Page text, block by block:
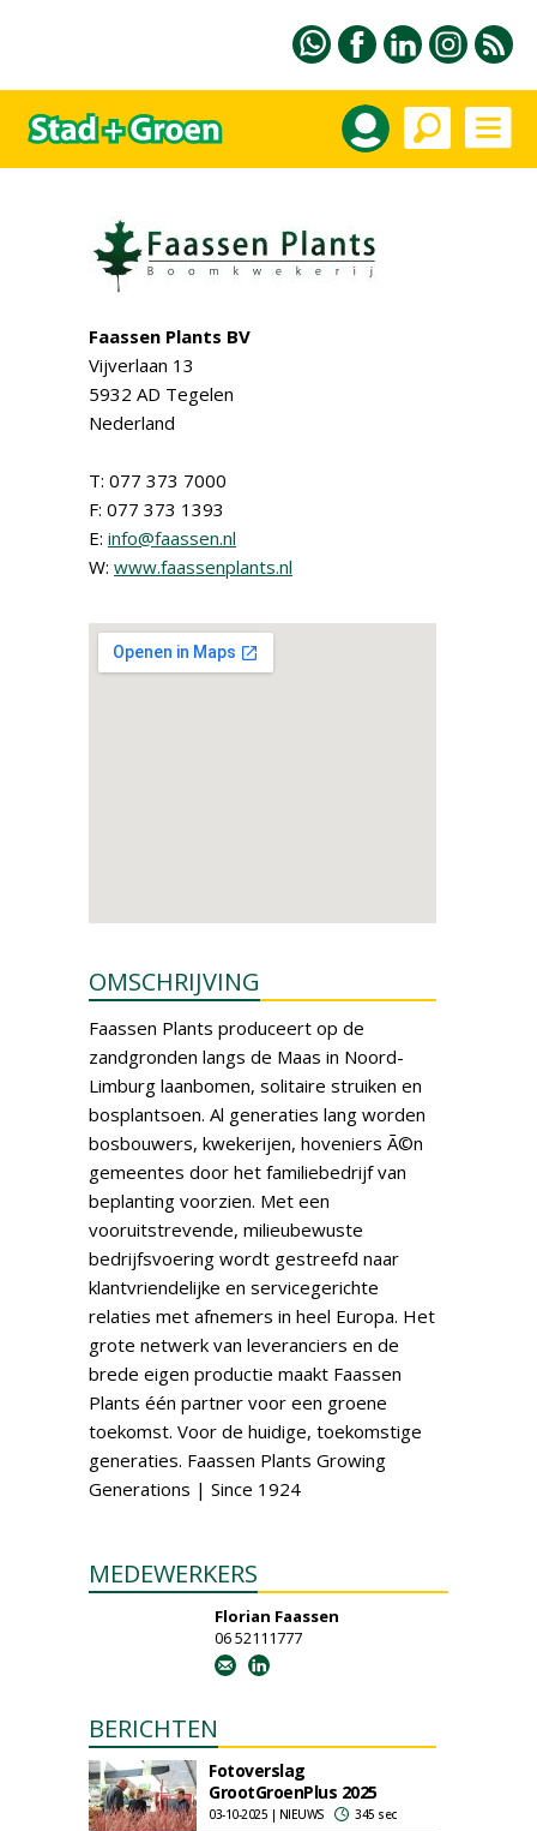
Faassen Plants BV
Vijverlaan 13
5932 AD Tegelen
Nederland
T: 077 373 7000
F: 077 373 1393
E: info@faassen.nl
W: www.faassenplants.nl
OMSCHRIJVING
Faassen Plants produceert op de
zandgronden langs de Maas in Noord-
Limburg laanbomen, solitaire struiken en
bosplantsoen. Al generaties lang worden
bosbouwers, kwekerijen, hoveniers Ã©n
gemeentes door het familiebedrijf van
beplanting voorzien. Met een
vooruitstrevende, milieubewuste
bedrijfsvoering wordt gestreefd naar
klantvriendelijke en servicegerichte
relaties met afnemers in heel Europa. Het
grote netwerk van leveranciers en de
brede eigen productie maakt Faassen
Plants één partner voor een groene
toekomst. Voor de huidige, toekomstige
generaties. Faassen Plants Growing
Generations | Since 1924
MEDEWERKERS
Florian Faassen
06 52111777
BERICHTEN
Fotoverslag
GrootGroenPlus 2025
03-10-2025 | NIEUWS 345 sec